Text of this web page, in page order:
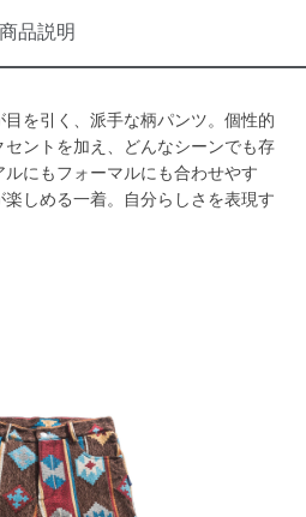
商品説明
を引く、派手な柄パンツ。個性的
ントを加え、どんなシーンでも存
にもフォーマルにも合わせやす
しめる一着。自分らしさを表現す